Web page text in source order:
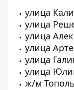
улица
улица
улица
улица
улица
улица
ж/м